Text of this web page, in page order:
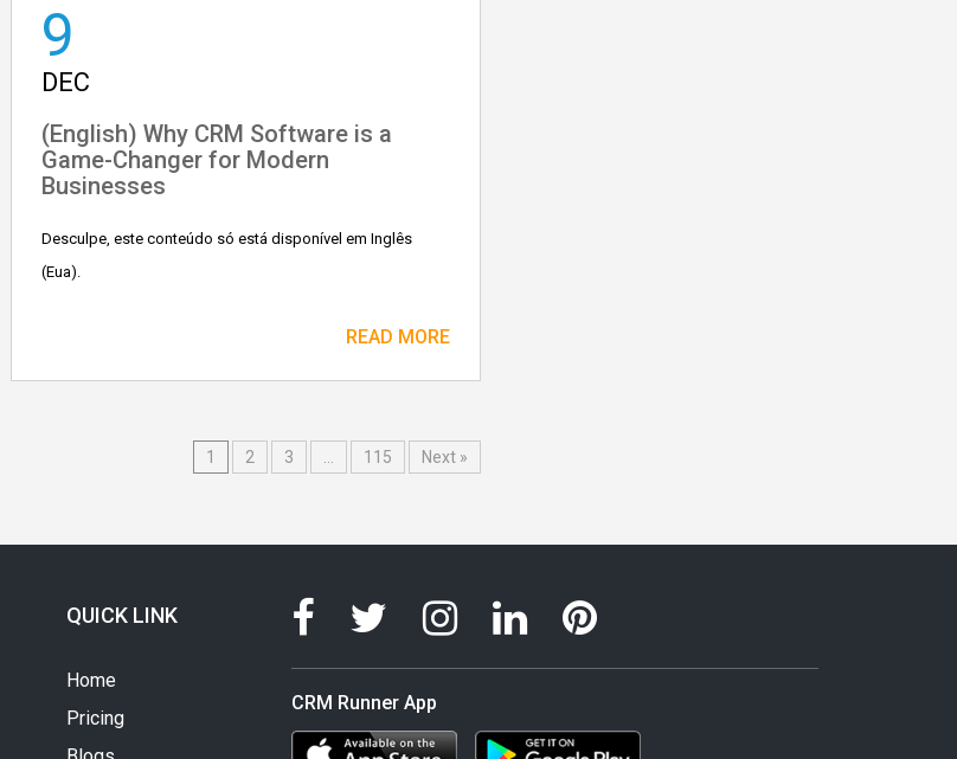
9
DEC
(English) Why CRM Software is a
Game-Changer for Modern
Businesses
Desculpe, este conteúdo só está disponível em Inglês
(Eua).
READ MORE
1 2 3 115 Next »
QUICK LINK
Home
Pricing
CRM Runner App